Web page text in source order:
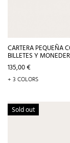
CARTERA PEQUEÑA
BILLETES Y
Precio
135,00 €
+ 3 COLORS
Sold out